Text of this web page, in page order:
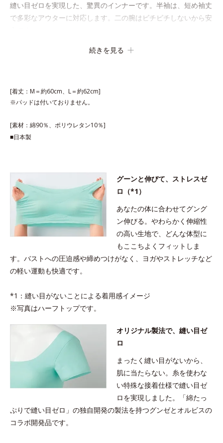
縫い目ゼロを実現した、驚異のインナーです。半袖は、短め袖丈
で多彩なアウターに対応します。二の腕はピチピチしないから安
続きを見る
[着丈：M＝約60cm、L＝約62cm]
※パッドは付いておりません。
[素材：綿90％、ポリウレタン10％]
■日本製
グーンと伸びて、ストレスゼ
ロ（*1）
あなたの体に合わせてグング
ン伸びる。やわらかく伸縮性
の高い生地で、どんな体型に
もここちよくフィットしま
す。バストへの圧迫感や締めつけがなく、ヨガやストレッチなど
の軽い運動も快適です。
*1：縫い目がないことによる着用感イメージ
※写真はハーフトップです。
オリジナル製法で、縫い目ゼ
ロ
まったく縫い目がないから、
肌に当たらない。糸を使わな
い特殊な接着仕様で縫い目ゼ
ロを実現しました。「綿たっ
ぷりで縫い目ゼロ」の独自開発の製法を持つグンゼとオルビスの
コラボ開発品です。